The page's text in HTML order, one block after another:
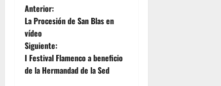
N
a
v
e
Anterior:
La Procesión de San Blas en
vídeo
Siguiente:
I Festival Flamenco a beneficio
de la Hermandad de la Sed